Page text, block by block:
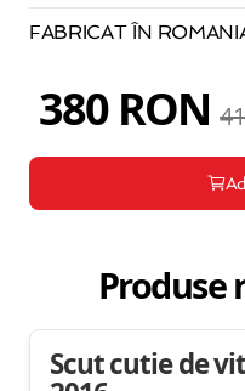
FABRICAT ÎN
380 RON
Produse
Scut cutie de